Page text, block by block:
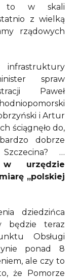
i to w skali
z wielką
rządowych
infrastruktury
spraw
Paweł
i Artur
ściągnęło do,
dobrze
…
w urzędzie
,,polskiej
dziedzińca
będzie teraz
Obsługi
ponad 8
ale czy to
że Pomorze